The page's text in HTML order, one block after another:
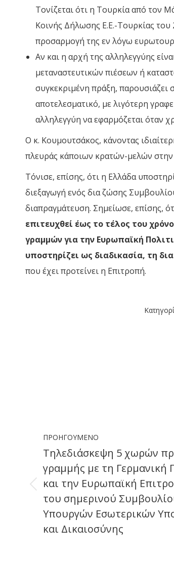
Τονίζεται ότι η Τουρκία από τον
Κοινής Δήλωσης Ε.Ε.-Τουρκίας του
προσαρμογή της εν λόγω
Αν και η αρχή της αλληλεγγύης
μεταναστευτικών πιέσεων ή
συγκεκριμένη πράξη,
αποτελεσματικό, με λιγότερη
αλληλεγγύη να εφαρμόζεται όταν
Ο κ. Κουμουτσάκος, κάνοντας
πλευράς κάποιων κρατών-μελών
Τόνισε, επίσης, ότι η Ελλάδα
διεξαγωγή ενός δια ζώσης
διαπραγμάτευση. Σημείωσε, επίσης,
επιτευχθεί έως το τέλος του
γραμμών για την Ευρωπαϊκή
υποστηρίζει ως διαδικασία, τη
που έχει προτείνει η Επιτροπή.
navigation
ΠΡΟΗΓΟΎΜΕΝΟ
Previous
Τηλεδιάσκεψη 5 χωρών
γραμμής με τη Γερμανική
και την Ευρωπαϊκή
του σημερινού
Υπουργών Εσωτερικών
και Δικαιοσύνης